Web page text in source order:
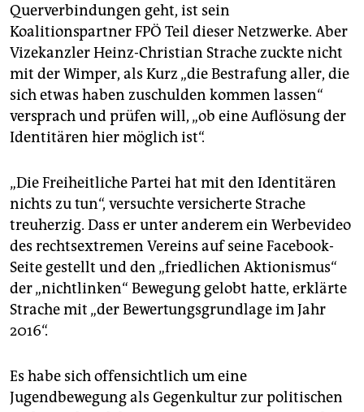
Querverbindungen geht, ist sein
Koalitionspartner FPÖ Teil dieser Netzwerke. Aber
Vizekanzler Heinz-Christian Strache zuckte nicht
mit der Wimper, als Kurz „die Bestrafung aller, die
sich etwas haben zuschulden kommen lassen“
versprach und prüfen will, „ob eine Auflösung der
Identitären hier möglich ist“.
„Die Freiheitliche Partei hat mit den Identitären
nichts zu tun“, versuchte versicherte Strache
treuherzig. Dass er unter anderem ein Werbevideo
des rechtsextremen Vereins auf seine Facebook-
Seite gestellt und den „friedlichen Aktionismus“
der „nichtlinken“ Bewegung gelobt hatte, erklärte
Strache mit „der Bewertungsgrundlage im Jahr
2016“.
Es habe sich offensichtlich um eine
Jugendbewegung als Gegenkultur zur politischen